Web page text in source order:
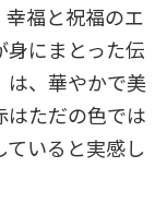
福と祝福のエ
にまとった伝
は、華やかで美
はただの色では
いると実感し